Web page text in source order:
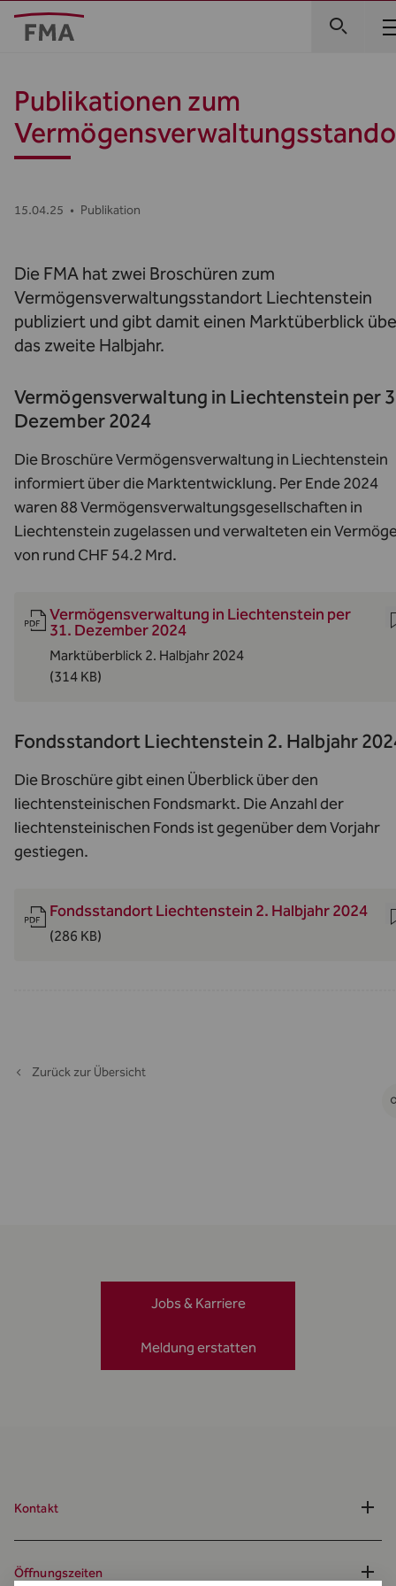
Publikationen zum
15.04.25 • Publikation
Die FMA hat zwei Broschüren zum
Vermögensverwaltungsstandort Liechtenstein
publiziert und gibt damit einen Marktüberblick
das zweite Halbjahr.
Vermögensverwaltung in Liechtenstein per
Dezember 2024
Die Broschüre Vermögensverwaltung in Liechtenstein
informiert über die Marktentwicklung. Per Ende 2024
waren 88 Vermögensverwaltungsgesellschaften in
Liechtenstein zugelassen und verwalteten ein
von rund CHF 54.2 Mrd.
Vermögensverwaltung in Liechtenstein per
31. Dezember 2024
Marktüberblick 2. Halbjahr 2024
(314 KB)
Fondsstandort Liechtenstein 2. Halbjahr
Die Broschüre gibt einen Überblick über den
liechtensteinischen Fondsmarkt. Die Anzahl der
liechtensteinischen Fonds ist gegenüber dem Vorjahr
gestiegen.
Fondsstandort Liechtenstein 2. Halbjahr 2024
(286 KB)
Zurück zur Übersicht
Kontakt
Öffnungszeiten
Jobs & Karriere
Meldung erstatten